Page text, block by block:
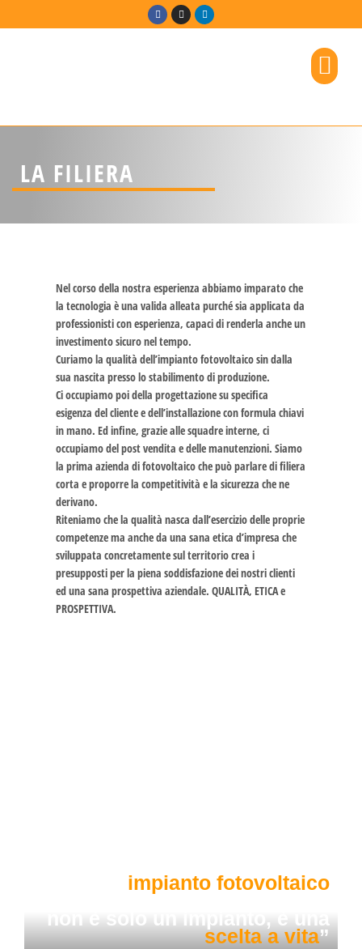
LA FILIERA
Nel corso della nostra esperienza abbiamo imparato che
la tecnologia è una valida alleata purché sia applicata da
professionisti con esperienza, capaci di renderla anche un
investimento sicuro nel tempo.
Curiamo la qualità dell’impianto fotovoltaico sin dalla
sua nascita presso lo stabilimento di produzione.
Ci occupiamo poi della progettazione su specifica
esigenza del cliente e dell’installazione con formula chiavi
in mano. Ed infine, grazie alle squadre interne, ci
occupiamo del post vendita e delle manutenzioni. Siamo
la prima azienda di fotovoltaico che può parlare di filiera
corta e proporre la competitività e la sicurezza che ne
derivano.
Riteniamo che la qualità nasca dall’esercizio delle proprie
competenze ma anche da una sana etica d’impresa che
sviluppata concretamente sul territorio crea i
presupposti per la piena soddisfazione dei nostri clienti
ed una sana prospettiva aziendale. QUALITÀ, ETICA e
PROSPETTIVA.
impianto fotovoltaico
non è solo un impianto, è una
scelta a vita”